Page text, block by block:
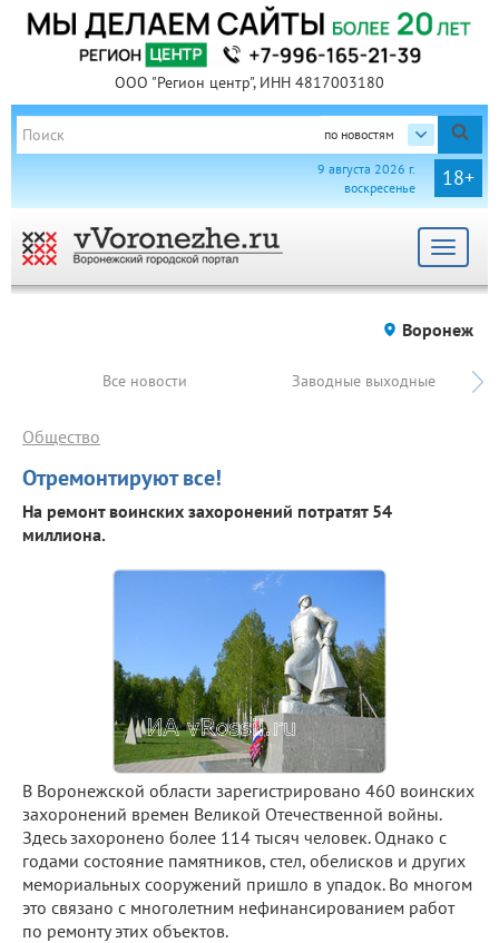
ООО "Регион центр", ИНН 4817003180
по новостям
18+
9 августа 2026 г.
воскресенье
Toggle
Воронеж
Все новости Заводные выходные
Отремонтируют все!
Общество
На ремонт воинских захоронений потратят 54
миллиона.
В Воронежской области зарегистрировано 460 воинских
захоронений времен Великой Отечественной войны.
Здесь захоронено более 114 тысяч человек. Однако с
годами состояние памятников, стел, обелисков и других
мемориальных сооружений пришло в упадок. Во многом
это связано с многолетним нефинансированием работ
по ремонту этих объектов.